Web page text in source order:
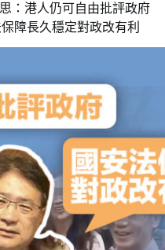
：港人仍可自由批評政府
障長久穩定對政改有利